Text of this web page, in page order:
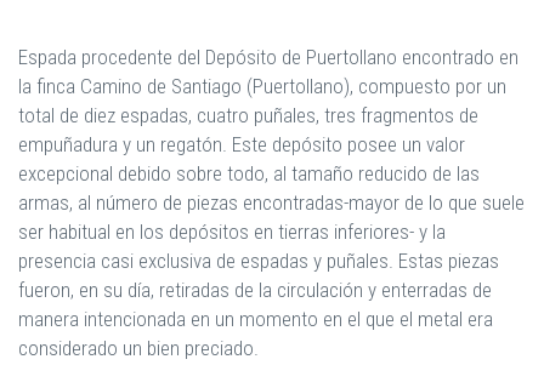
Espada procedente del Depósito de Puertollano encontrado en
la finca Camino de Santiago (Puertollano), compuesto por un
total de diez espadas, cuatro puñales, tres fragmentos de
empuñadura y un regatón. Este depósito posee un valor
excepcional debido sobre todo, al tamaño reducido de las
armas, al número de piezas encontradas-mayor de lo que suele
ser habitual en los depósitos en tierras inferiores- y la
presencia casi exclusiva de espadas y puñales. Estas piezas
fueron, en su día, retiradas de la circulación y enterradas de
manera intencionada en un momento en el que el metal era
considerado un bien preciado.